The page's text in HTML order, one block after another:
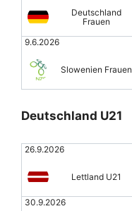
Deutschland
Frauen
9.6.2026
Slowenien Frauen
Deutschland U21
26.9.2026
Lettland U21
30.9.2026